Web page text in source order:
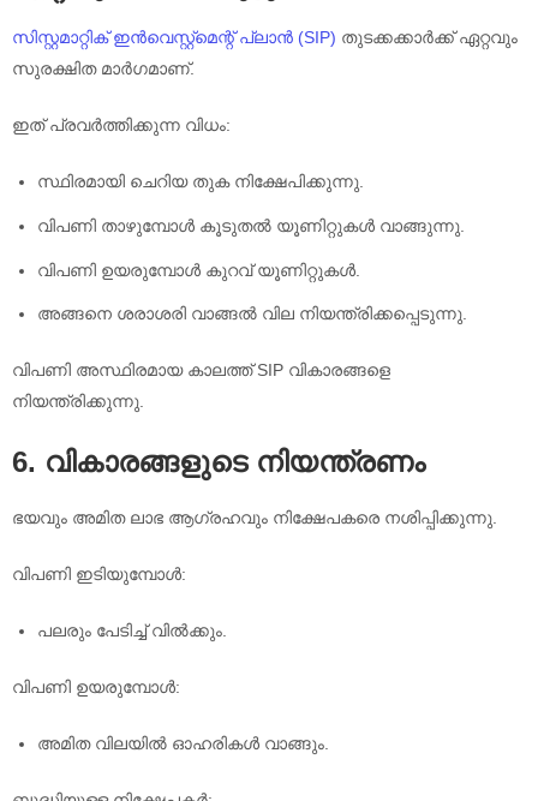
സിസ്റ്റമാറ്റിക് ഇൻവെസ്റ്റ്‌മെന്റ് പ്ലാൻ (SIP) തുടക്കക്കാർക്ക് ഏറ്റവും
സുരക്ഷിത മാർഗമാണ്.
ഇത് പ്രവർത്തിക്കുന്ന വിധം:
സ്ഥിരമായി ചെറിയ തുക നിക്ഷേപിക്കുന്നു.
വിപണി താഴുമ്പോൾ കൂടുതൽ യൂണിറ്റുകൾ വാങ്ങുന്നു.
വിപണി ഉയരുമ്പോൾ കുറവ് യൂണിറ്റുകൾ.
അങ്ങനെ ശരാശരി വാങ്ങൽ വില നിയന്ത്രിക്കപ്പെടുന്നു.
വിപണി അസ്ഥിരമായ കാലത്ത് SIP വികാരങ്ങളെ
നിയന്ത്രിക്കുന്നു.
6. വികാരങ്ങളുടെ നിയന്ത്രണം
ഭയവും അമിത ലാഭ ആഗ്രഹവും നിക്ഷേപകരെ നശിപ്പിക്കുന്നു.
വിപണി ഇടിയുമ്പോൾ:
പലരും പേടിച്ച് വിൽക്കും.
വിപണി ഉയരുമ്പോൾ:
അമിത വിലയിൽ ഓഹരികൾ വാങ്ങും.